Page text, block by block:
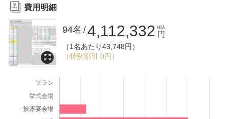
また、お打ち合わせのご提案内容などご満足いただけたこ
と、私たちも本当に嬉しく思っております。毎回、おふた
りのセンスあふれるご提案や、おしゃれなアイデアに触れ
るたび、こちらもワクワクしながらご準備をお手伝いさせ
また、大切なご家族であるわんちゃんと一緒に過ごす特別
な1日を、この会場で叶えていただけたことも光栄です。お
ふたりのお人柄が伝わるあたたかなシーンの数々は、私た
費用明細
94名 4,112,332 円
税込
（1名あたり43,748円）
（特別割引 0円）